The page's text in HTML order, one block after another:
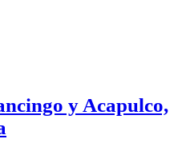
y Acapulco,